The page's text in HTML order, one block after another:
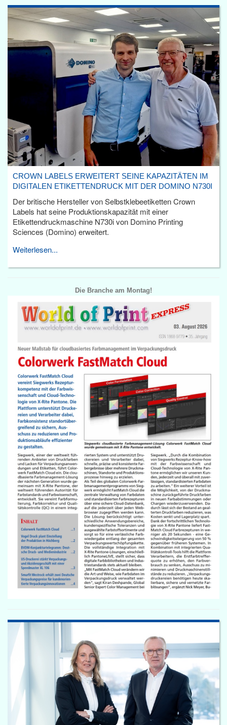
CROWN LABELS ERWEITERT SEINE KAPAZITÄTEN IM
DIGITALEN ETIKETTENDRUCK MIT DER DOMINO N730I
Der britische Hersteller von Selbstklebeetiketten Crown
Labels hat seine Produktionskapazität mit einer
Etikettendruckmaschine N730i von Domino Printing
Sciences (Domino) erweitert.
Weiterlesen...
Die Branche am Montag!